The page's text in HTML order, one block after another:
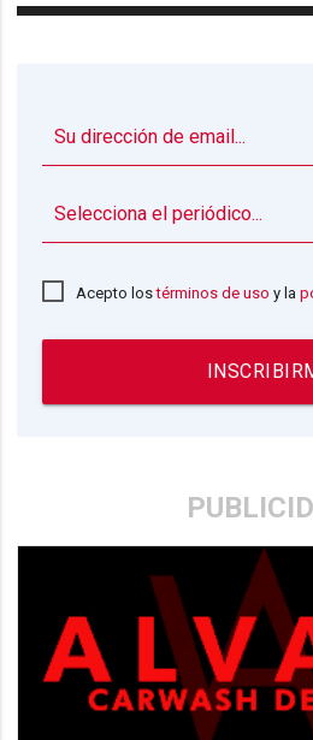
Acepto lostérminos de uso y la